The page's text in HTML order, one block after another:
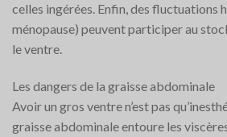
celles ingérées. Enfin, des fluctuations
ménopause) peuvent participer au
le ventre.
Les dangers de la graisse abdominale
Avoir un gros ventre n’est pas
graisse abdominale entoure les